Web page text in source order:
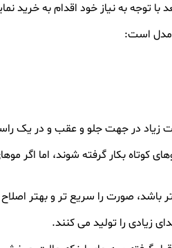
توجه به نیاز خود اقدام به خرید
مدل است:
زیاد در جهت جلو و عقب و در یک
بکار گرفته شوند، اما اگر
زیادی را تولید می کنند.